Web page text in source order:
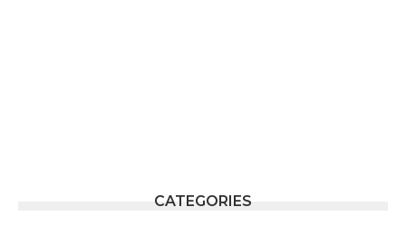
CATEGORIES